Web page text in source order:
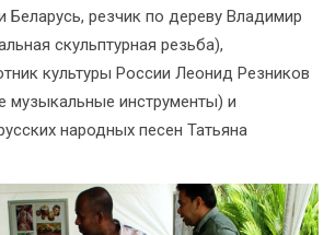
Беларусь, резчик по дереву Владимир
скульптурная резьба),
культуры России Леонид Резников
музыкальные инструменты) и
народных песен Татьяна